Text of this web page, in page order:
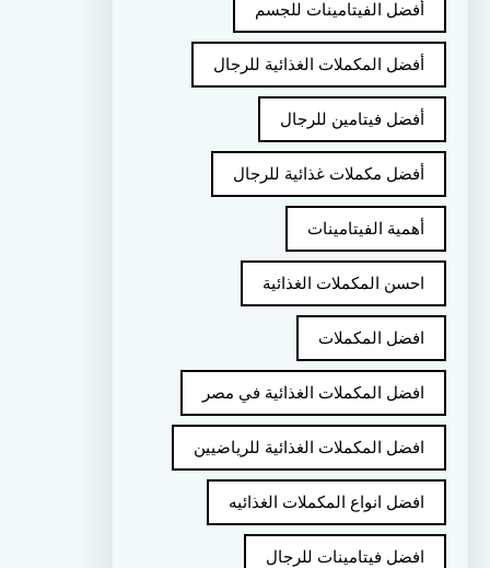
أفضل الفيتامينات للجسم
أفضل المكملات الغذائية للرجال
أفضل فيتامين للرجال
أفضل مكملات غذائية للرجال
أهمية الفيتامينات
احسن المكملات الغذائية
افضل المكملات
افضل المكملات الغذائية في مصر
افضل المكملات الغذائية للرياضيين
افضل انواع المكملات الغذائيه
افضل فيتامينات للرجال